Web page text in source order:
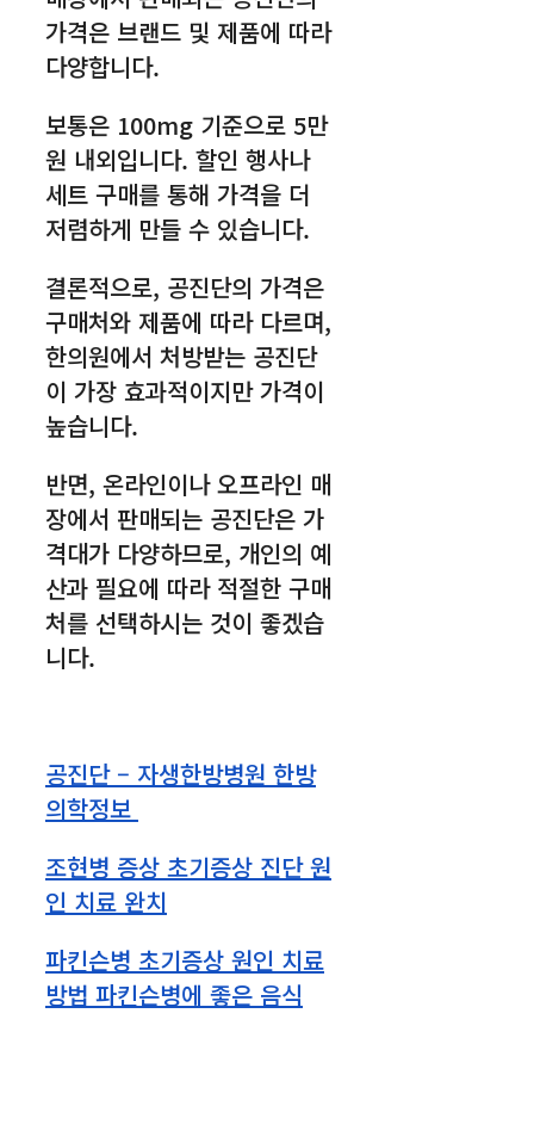
가격은 브랜드 및 제품에 따라
다양합니다.
보통은 100mg 기준으로 5만
원 내외입니다. 할인 행사나
세트 구매를 통해 가격을 더
저렴하게 만들 수 있습니다.
결론적으로, 공진단의 가격은
구매처와 제품에 따라 다르며,
한의원에서 처방받는 공진단
이 가장 효과적이지만 가격이
높습니다.
반면, 온라인이나 오프라인 매
장에서 판매되는 공진단은 가
격대가 다양하므로, 개인의 예
산과 필요에 따라 적절한 구매
처를 선택하시는 것이 좋겠습
니다.
공진단 – 자생한방병원 한방
의학정보
조현병 증상 초기증상 진단 원
인 치료 완치
파킨슨병 초기증상 원인 치료
방법 파킨슨병에 좋은 음식